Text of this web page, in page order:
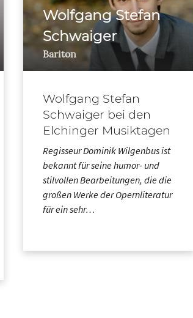
Wolfgang Stefan
Schwaiger
Bariton
Wolfgang Stefan
Schwaiger bei den
Elchinger Musiktagen
Regisseur Dominik Wilgenbus ist
bekannt für seine humor- und
stilvollen Bearbeitungen, die die
großen Werke der Opernliteratur
für ein sehr…